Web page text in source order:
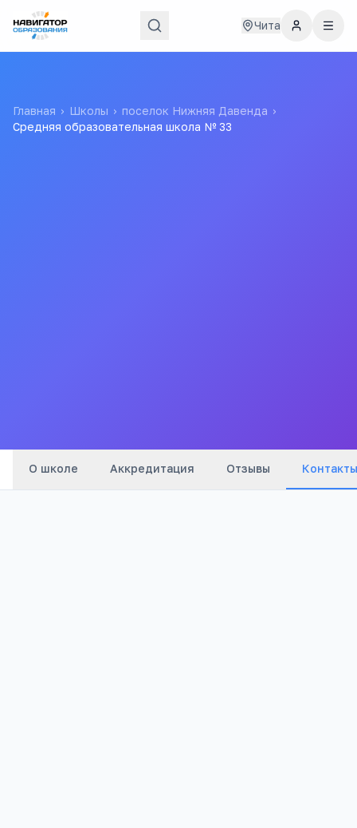
Чита
Главная › Школы › поселок Нижняя Давенда ›
Средняя образовательная школа № 33
О школе Аккредитация Отзывы Контакты